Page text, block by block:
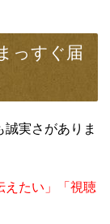
っすぐ届
実さがありま
えたい」「視聴